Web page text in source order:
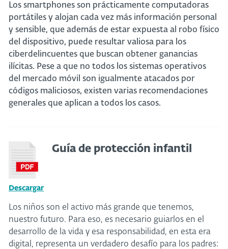
Los smartphones son prácticamente computadoras
portátiles y alojan cada vez más información personal
y sensible, que además de estar expuesta al robo físico
del dispositivo, puede resultar valiosa para los
ciberdelincuentes que buscan obtener ganancias
ilícitas. Pese a que no todos los sistemas operativos
del mercado móvil son igualmente atacados por
códigos maliciosos, existen varias recomendaciones
generales que aplican a todos los casos.
Descargar
Guía de protección infantil
Los niños son el activo más grande que tenemos,
nuestro futuro. Para eso, es necesario guiarlos en el
desarrollo de la vida y esa responsabilidad, en esta era
digital, representa un verdadero desafío para los padres: